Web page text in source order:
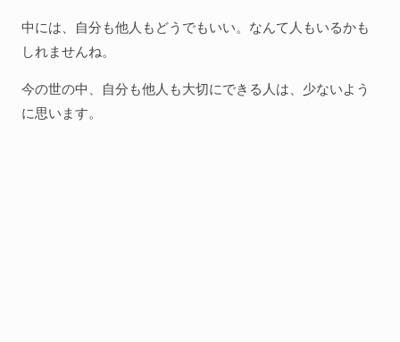
WordPress
Webその他
中には、自分も他人もどうでもいい。なんて人もいるかも
しれませんね。
今の世の中、自分も他人も大切にできる人は、少ないよう
に思います。